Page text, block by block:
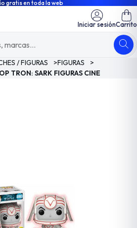
gratis en toda la web
Iniciar sesiónCarrito
/ FIGURAS >FIGURAS
>
TRON: SARK FIGURAS CINE